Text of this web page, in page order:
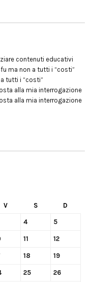
contenuti educativi
ma non a tutti i “costi”
tutti i “costi”
alla mia interrogazione
alla mia interrogazione
V S D
4 5
11 12
18 19
25 26